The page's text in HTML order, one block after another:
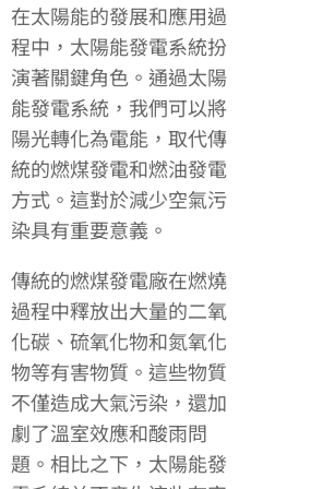
在太陽能的發展和應用過
程中，太陽能發電系統扮
演著關鍵角色。通過太陽
能發電系統，我們可以將
陽光轉化為電能，取代傳
統的燃煤發電和燃油發電
方式。這對於減少空氣污
染具有重要意義。
傳統的燃煤發電廠在燃燒
過程中釋放出大量的二氧
化碳、硫氧化物和氮氧化
物等有害物質。這些物質
不僅造成大氣污染，還加
劇了溫室效應和酸雨問
題。相比之下，太陽能發